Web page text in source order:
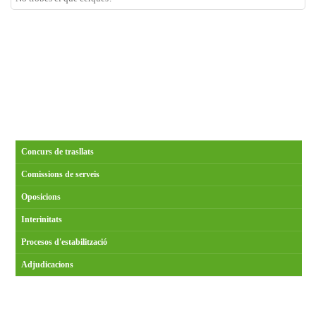
Concurs de trasllats
Comissions de serveis
Oposicions
Interinitats
Procesos d'estabilització
Adjudicacions